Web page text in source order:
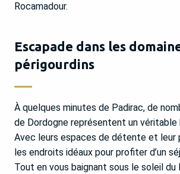
Rocamadour.
Escapade dans les
périgourdins
À quelques minutes de Padirac, de
de Dordogne représentent un véritable
Avec leurs espaces de détente et leur
les endroits idéaux pour profiter d’un
Tout en vous baignant sous le soleil du